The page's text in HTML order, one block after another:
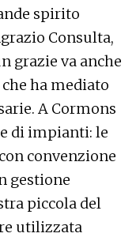
spirito
Consulta,
grazie va anche
ha mediato
A Cormons
di impianti: le
convenzione
gestione
piccola del
utilizzata